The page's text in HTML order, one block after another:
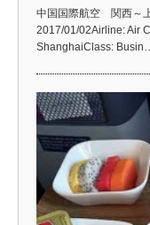
中国国際航空 関西～
2017/01/02Airline: Air
ShanghaiClass: Busin…